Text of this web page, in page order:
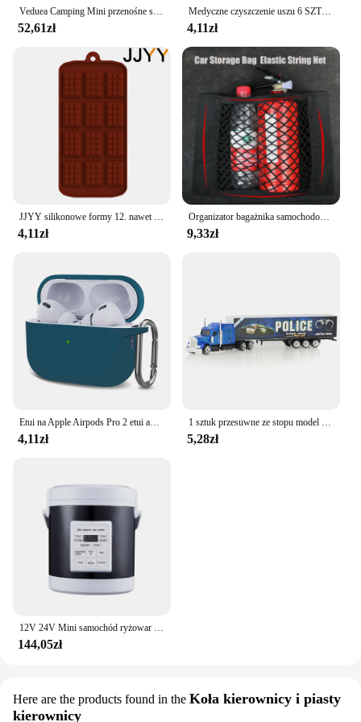
Veduea Camping Mini przenośne stół składany na piknik na świeżym powietrzu grill wycieczki stołowe ultralekki składany komputer łóżko biurko
52,61zł
Medyczne czyszczenie uszu 6 SZTUK Łyżka do uszu ze stali nierdzewnej 360 stopni Spiralne czyszczenie Utrzymuj czyszczenie uszu i zdrowy zestaw szufelek do uszu
4,11zł
JJYY silikonowe formy 12. nawet foremki na czekoladki kremówka DIY foremka na cukierki narzędzia do dekoracji ciast akcesoria do pieczenia w kuchni
4,11zł
Organizator bagażnika samochodowego elastyczne stringi worek z siatki do przechowywania naklejki dla Cupra Seat Leon Ibiza obsługi Ateca Altea Xl 5f Mk3 6l 6j FR Mk1 Mk4 2 1p
9,33zł
4,11zł 5,28zł
144,05zł
Here are the products found in the Koła kierownicy i piasty
kierownicy